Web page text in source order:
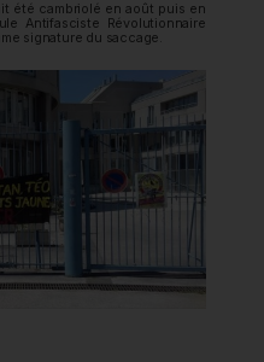
été cambriolé en août puis en
Antifasciste Révolutionnaire
signature du saccage.